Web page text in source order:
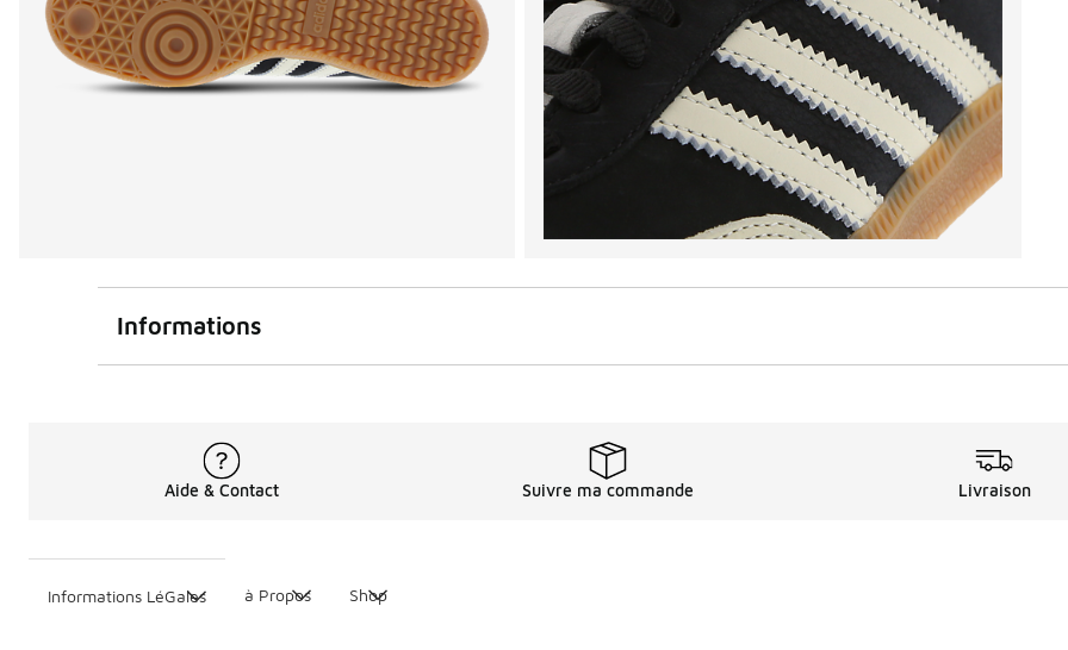
Informations
Aide & Contact Suivre ma commande Livraison
Informations LéGales à Propos Shop